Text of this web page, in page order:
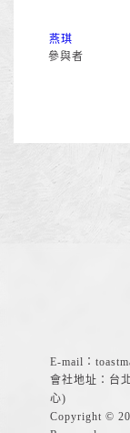
燕琪
參與者
E-mail：
會社地址：台
心)
Copyright ©